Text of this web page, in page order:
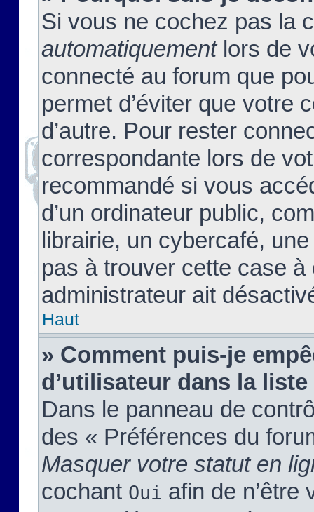
Si vous ne cochez pas la
automatiquementlors de
connecté au forum que
permet d’éviter que votre
d’autre. Pour rester
correspondante lors de
recommandé si vous
d’un ordinateur public,
librairie, un cybercafé,
pas à trouver cette case à
administrateur ait
Haut
» Comment puis-je
d’utilisateur dans la
Dans le panneau de
des « Préférences du
Masquer votre statut en
cochant Oui afin de n’être